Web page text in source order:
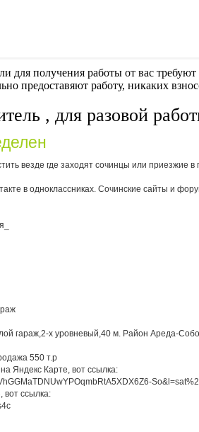
для получения работы от вас
предоставяют работу, никаких
, для разовой
везде где заходят сочинцы или приезжие в
в одноклассниках. Сочинские сайты и
гараж,2-х уровневый,40 м. Район Ареда-
550 т.р
Яндекс Карте, вот ссылка:
вот ссылка: